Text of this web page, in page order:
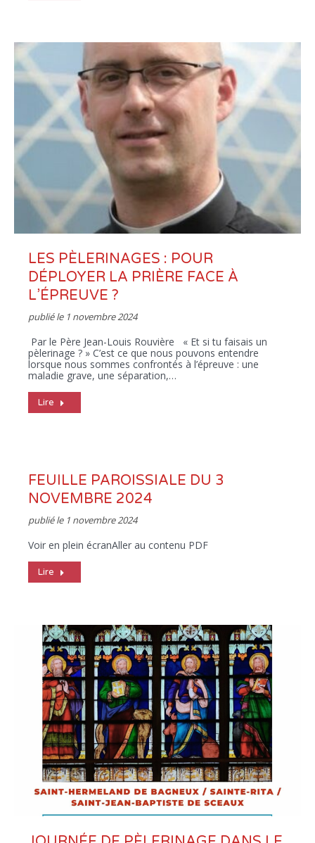
LES PÈLERINAGES : POUR
DÉPLOYER LA PRIÈRE FACE À
L’ÉPREUVE ?
publié le 1 novembre 2024
Par le Père Jean-Louis Rouvière « Et si tu faisais un
pèlerinage ? » C’est ce que nous pouvons entendre
lorsque nous sommes confrontés à l’épreuve : une
maladie grave, une séparation,…
Lire
FEUILLE PAROISSIALE DU 3
NOVEMBRE 2024
publié le 1 novembre 2024
Voir en plein écranAller au contenu PDF
Lire